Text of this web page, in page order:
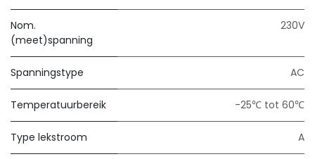
Nom.
(meet)spanning
230V
Spanningstype AC
Temperatuurbereik -25℃ tot 60℃
Type lekstroom A